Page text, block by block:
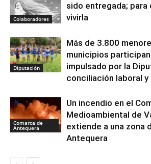
Colaboradores
sido entregada; para
vivirla
Diputación
Más de 3.800
municipios
impulsado por la
conciliación laboral y
Comarca de
Antequera
Un incendio en el
Medioambiental de
extiende a una zona
Antequera